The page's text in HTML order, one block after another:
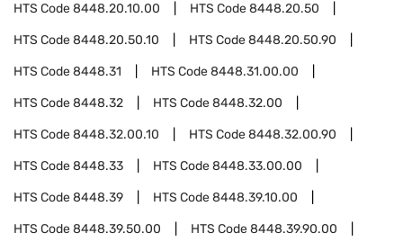
HTS Code8448.20.10.00 HTS Code8448.20.50
HTS Code8448.20.50.10 HTS Code8448.20.50.90
HTS Code8448.31 HTS Code8448.31.00.00
HTS Code8448.32 HTS Code8448.32.00
HTS Code8448.32.00.10 HTS Code8448.32.00.90
HTS Code8448.33 HTS Code8448.33.00.00
HTS Code8448.39 HTS Code8448.39.10.00
HTS Code8448.39.50.00 HTS Code8448.39.90.00